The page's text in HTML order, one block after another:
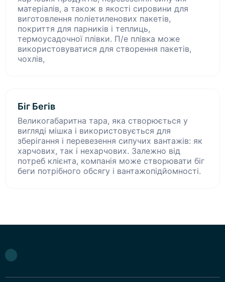
матеріалів, а також в якості сировини для
виготовлення поліетиленових пакетів,
покриття для парників і теплиць,
термоусадочної плівки. П/е плівка може
використовуватися для створення пакетів,
чохлів,
Біг Бегів
Великогабаритна тара, яка створюється у
вигляді мішка і використовується для
зберігання і перевезення сипучих вантажів: як
харчових, так і нехарчових. Залежно від
потреб клієнта, компанія може створювати біг
беги потрібного обсягу і вантажопідйомності.